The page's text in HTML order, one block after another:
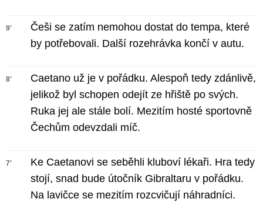
9'
Češi se zatím nemohou dostat do tempa, které
by potřebovali. Další rozehrávka končí v autu.
8'
Caetano už je v pořádku. Alespoň tedy zdánlivě,
jelikož byl schopen odejít ze hřiště po svých.
Ruka jej ale stále bolí. Mezitím hosté sportovně
Čechům odevzdali míč.
7'
Ke Caetanovi se seběhli kluboví lékaři. Hra tedy
stojí, snad bude útočník Gibraltaru v pořádku.
Na lavičce se mezitím rozcvičují náhradníci.